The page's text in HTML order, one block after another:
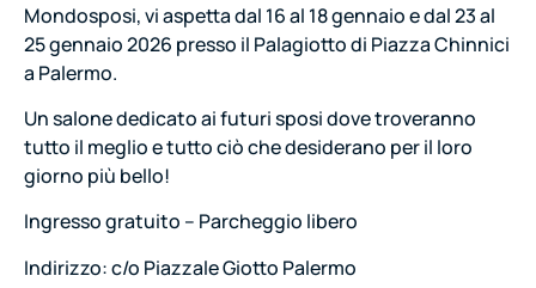
Mondosposi, vi aspetta dal 16 al 18 gennaio e dal 23 al
25 gennaio 2026 presso il Palagiotto di Piazza Chinnici
a Palermo.
Un salone dedicato ai futuri sposi dove troveranno
tutto il meglio e tutto ciò che desiderano per il loro
giorno più bello!
Ingresso gratuito – Parcheggio libero
Indirizzo: c/o Piazzale Giotto Palermo